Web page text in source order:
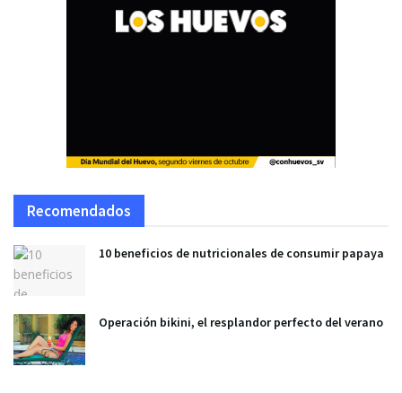
Recomendados
10 beneficios de nutricionales de consumir papaya
Operación bikini, el resplandor perfecto del verano